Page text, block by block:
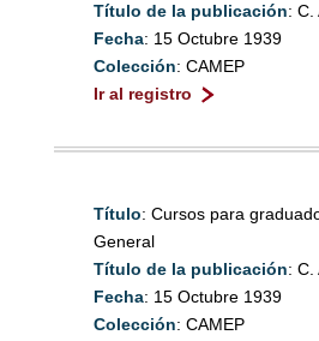
Título de la publicación: C.
Fecha: 15 Octubre 1939
Colección: CAMEP
Ir al registro
Título: Cursos para
General
Título de la publicación: C.
Fecha: 15 Octubre 1939
Colección: CAMEP